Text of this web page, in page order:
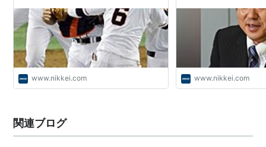
リスト::野球選手
*1:浪曲の名家、広沢虎造より命名
*2:日本シリーズ史上、歴代最年長本塁打記録(41歳6ヶ
月)である。
www.nikkei.com www.nikkei.com
関連ブログ